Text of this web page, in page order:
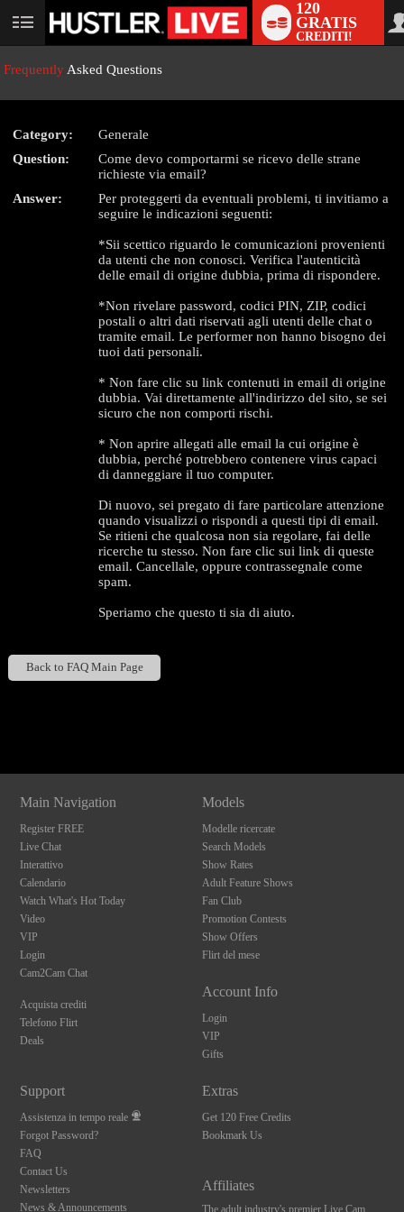
User
120
GRATIS
CREDITI!
Frequently Asked Questions
Category:
Generale
Question:
Come devo comportarmi se ricevo delle strane
richieste via email?
Answer:
Per proteggerti da eventuali problemi, ti invitiamo a
seguire le indicazioni seguenti:
*Sii scettico riguardo le comunicazioni provenienti
da utenti che non conosci. Verifica l'autenticità
delle email di origine dubbia, prima di rispondere.
*Non rivelare password, codici PIN, ZIP, codici
postali o altri dati riservati agli utenti delle chat o
tramite email. Le performer non hanno bisogno dei
tuoi dati personali.
* Non fare clic su link contenuti in email di origine
dubbia. Vai direttamente all'indirizzo del sito, se sei
sicuro che non comporti rischi.
* Non aprire allegati alle email la cui origine è
dubbia, perché potrebbero contenere virus capaci
di danneggiare il tuo computer.
Di nuovo, sei pregato di fare particolare attenzione
quando visualizzi o rispondi a questi tipi di email.
Se ritieni che qualcosa non sia regolare, fai delle
ricerche tu stesso. Non fare clic sui link di queste
email. Cancellale, oppure contrassegnale come
spam.
Speriamo che questo ti sia di aiuto.
Back to FAQ Main Page
Main Navigation
Register FREE
Live Chat
Interattivo
Calendario
Watch What's Hot Today
Video
VIP
Login
Cam2Cam Chat
Acquista crediti
Telefono Flirt
Deals
Models
Modelle ricercate
Search Models
Show Rates
Adult Feature Shows
Fan Club
Promotion Contests
Show Offers
Flirt del mese
Account Info
Login
VIP
Gifts
Support
Assistenza in tempo reale
Forgot Password?
FAQ
Contact Us
Newsletters
News & Announcements
Extras
Get 120 Free Credits
Bookmark Us
Affiliates
The adult industry's premier Live Cam
LIMITED TIME OFFER!
120